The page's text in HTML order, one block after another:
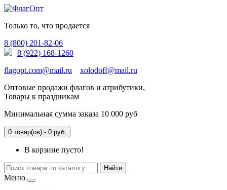
Только то, что продается
8 (800) 201-82-06
8 (922) 168-1260
flagopt.com@mail.ru
xolodoff@mail.ru
Оптовые продажи флагов и атрибутики,
Товары к праздникам
Минимальная сумма заказа 10 000 руб
0 товар(ов) - 0 руб.
В корзине пусто!
Найти
Меню